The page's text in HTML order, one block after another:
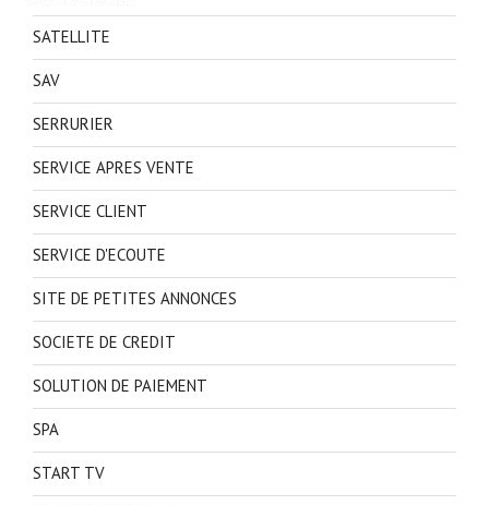
SATELLITE
SAV
SERRURIER
SERVICE APRES VENTE
SERVICE CLIENT
SERVICE D'ECOUTE
SITE DE PETITES ANNONCES
SOCIETE DE CREDIT
SOLUTION DE PAIEMENT
SPA
START TV